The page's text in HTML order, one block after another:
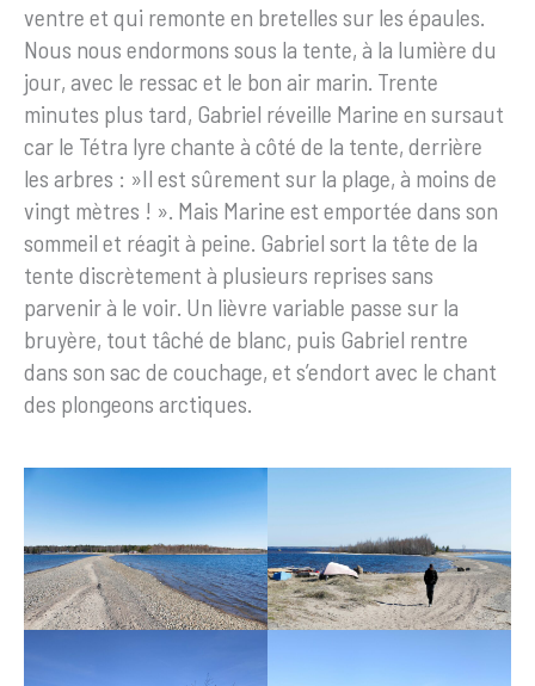
ventre et qui remonte en bretelles sur les épaules.
Nous nous endormons sous la tente, à la lumière du
jour, avec le ressac et le bon air marin. Trente
minutes plus tard, Gabriel réveille Marine en sursaut
car le Tétra lyre chante à côté de la tente, derrière
les arbres : »Il est sûrement sur la plage, à moins de
vingt mètres ! ». Mais Marine est emportée dans son
sommeil et réagit à peine. Gabriel sort la tête de la
tente discrètement à plusieurs reprises sans
parvenir à le voir. Un lièvre variable passe sur la
bruyère, tout tâché de blanc, puis Gabriel rentre
dans son sac de couchage, et s’endort avec le chant
des plongeons arctiques.